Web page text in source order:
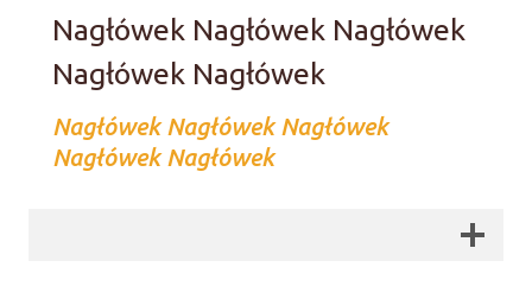
Nagłówek Nagłówek Nagłówek
Nagłówek Nagłówek
Nagłówek Nagłówek Nagłówek
Nagłówek Nagłówek